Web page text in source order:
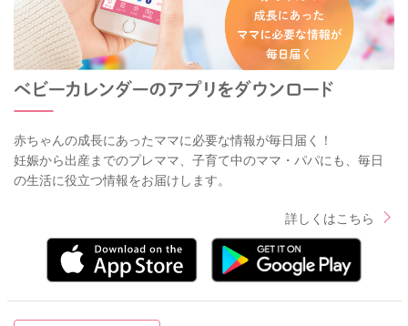
赤ちゃんの成長にあったママに必要な情報が毎日届く！
妊娠から出産までのプレママ、子育て中のママ・パパにも、毎日
の生活に役立つ情報をお届けします。
詳しくはこちら